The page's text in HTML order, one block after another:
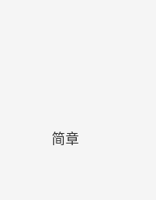
简章